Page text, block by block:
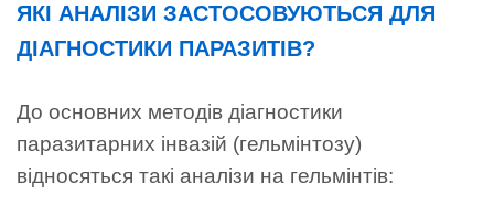
ЯКІ АНАЛІЗИ ЗАСТОСОВУЮТЬСЯ ДЛЯ
ДІАГНОСТИКИ ПАРАЗИТІВ?
До основних методів діагностики
паразитарних інвазій (гельмінтозу)
відносяться такі аналізи на гельмінтів: